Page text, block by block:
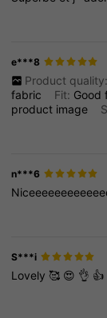
e***8
Product quality:
fabric
Fit: Good
product image
n***6
S***i
Lovely 🥰 😍 👌 👍